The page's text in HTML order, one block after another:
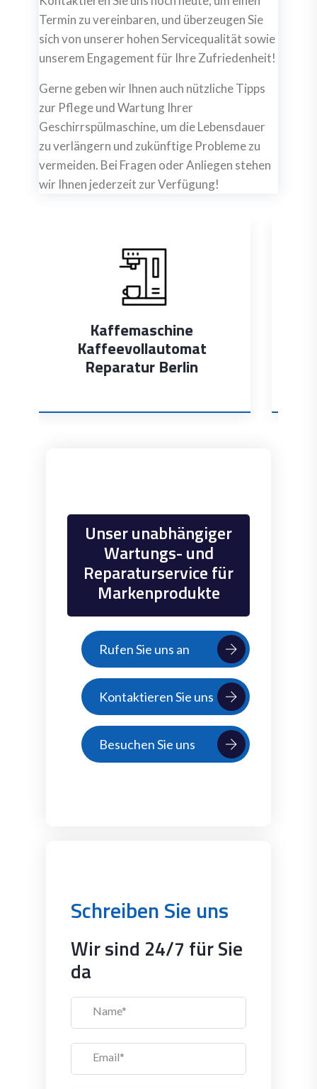
Termin zu vereinbaren, und überzeugen Sie
sich von unserer hohen Servicequalität sowie
unserem Engagement für Ihre Zufriedenheit!
Gerne geben wir Ihnen auch nützliche Tipps
zur Pflege und Wartung Ihrer
Geschirrspülmaschine, um die Lebensdauer
zu verlängern und zukünftige Probleme zu
vermeiden. Bei Fragen oder Anliegen stehen
wir Ihnen jederzeit zur Verfügung!
Dunstabzugshaube
Dunstabzug
Reparatur Berlin
Unser unabhängiger
Wartungs- und
Reparaturservice für
Markenprodukte
Rufen Sie uns an
Kontaktieren Sie uns
Besuchen Sie uns
Schreiben Sie uns
Wir sind 24/7 für Sie
da